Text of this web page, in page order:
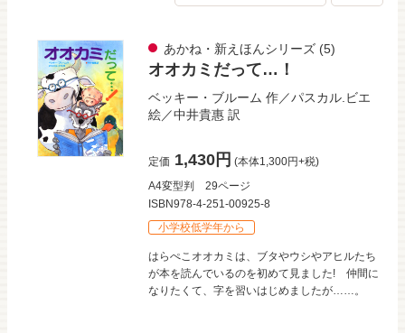
あかね・新えほんシリーズ(5)
オオカミだって…！
ベッキー・ブルーム 作／パスカル.ビエ
絵／中井貴惠 訳
定価 1,430円 (本体1,300円+税)
A4変型判
29ページ
ISBN978-4-251-00925-8
小学校低学年から
はらぺこオオカミは、ブタやウシやアヒルたち
が本を読んでいるのを初めて見ました! 仲間に
なりたくて、字を習いはじめましたが……。